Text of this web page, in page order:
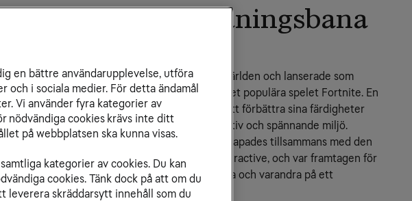
Nordens första träningsbana
Under 2024 tog vi klivet in i den digitala spelvärlden och lanserade som
första aktör i Norden en egen träningsbana i det populära spelet Fortnite. En
unik spelupplevelse som gav spelare verktyg att förbättra sina färdigheter
och tävla mot varandra i en engagerande, kreativ och spännande miljö.
Aktiveringen och den egendesignade banan skapades tillsammans med den
svenska spelstudion och byrån Go Maddox Interactive, och var framtagen för
att ge spelare möjligheten att utmana sig själva och varandra på ett
spännande sätt.
en bättre användarupplevelse, utföra
och i sociala medier. För detta ändamål
Vi använder fyra kategorier av
nödvändiga cookies krävs inte ditt
på webbplatsen ska kunna visas.
kategorier av cookies. Du kan
cookies. Tänk dock på att om du
leverera skräddarsytt innehåll som du